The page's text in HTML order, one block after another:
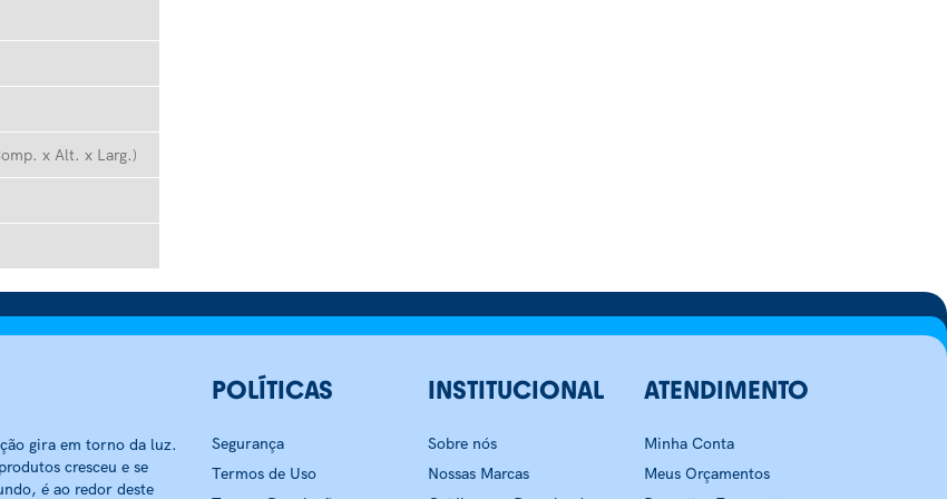
x Alt. x Larg.)
gira em torno da luz.
cresceu e se
é ao redor deste
POLÍTICAS
Segurança
Termos de Uso
INSTITUCIONAL
Sobre nós
Nossas Marcas
ATENDIMENTO
Minha Conta
Meus Orçamentos